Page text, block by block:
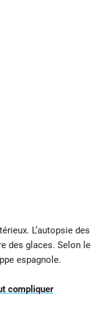
L’autopsie des
des glaces. Selon le
espagnole.
compliquer